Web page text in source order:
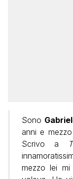
Sono
anni e
Scrivo a
mezzo lei